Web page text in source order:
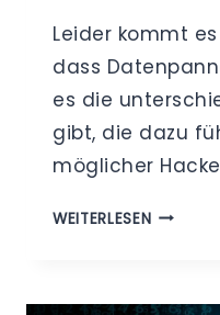
Leider kommt
dass
es die
gibt, die dazu
möglicher
WEITERLESENUMGANG